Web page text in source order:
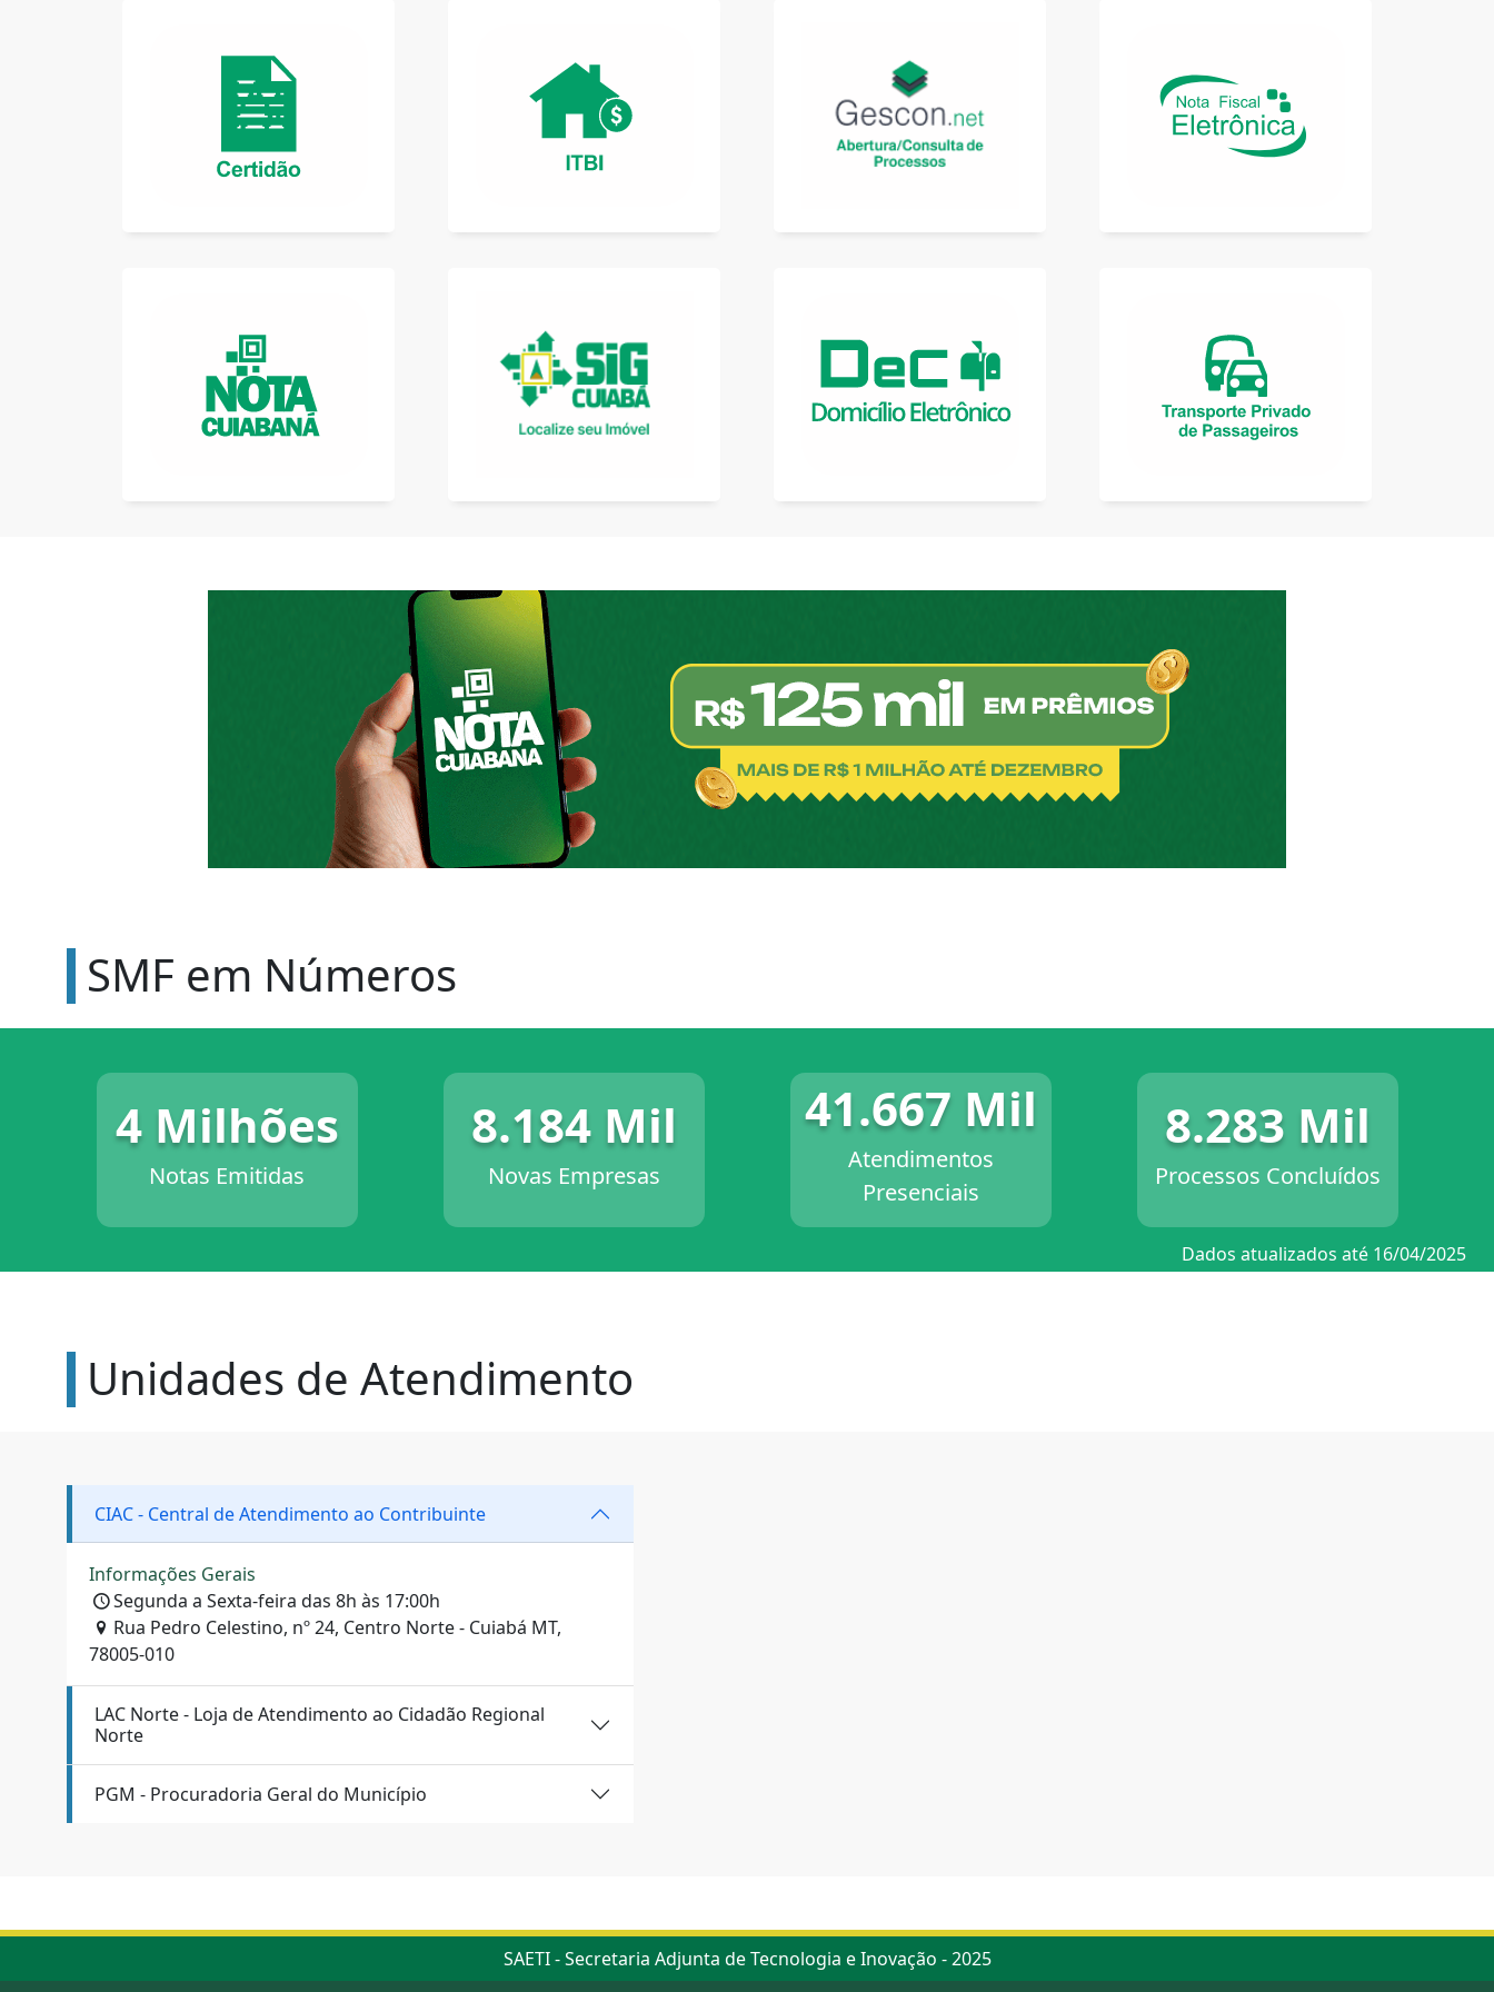
Condutor
Validação
Manual
SMF em Números
4 Milhões
Notas Emitidas
8.184 Mil
Novas Empresas
41.667 Mil
Atendimentos
Presenciais
8.283 Mil
Processos Concluídos
Dados atualizados até 16/04/2025
Unidades de Atendimento
CIAC - Central de Atendimento ao Contribuinte
Informações Gerais
Segunda a Sexta-feira das 8h às 17:00h
Rua Pedro Celestino, nº 24, Centro Norte - Cuiabá MT,
78005-010
LAC Norte - Loja de Atendimento ao Cidadão Regional
Norte
PGM - Procuradoria Geral do Município
SAETI - Secretaria Adjunta de Tecnologia e Inovação - 2025